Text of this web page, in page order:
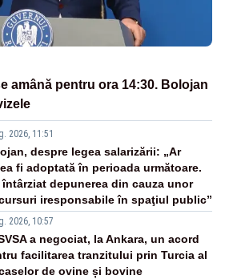
amână pentru ora 14:30. Bolojan
2026, 11:51
despre legea salarizării: „Ar
fi adoptată în perioada următoare.
întârziat depunerea din cauza unor
iresponsabile în spaţiul public”
2026, 10:57
a negociat, la Ankara, un acord
facilitarea tranzitului prin Turcia al
de ovine și bovine